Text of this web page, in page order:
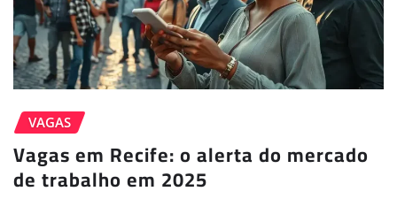
VAGAS
Vagas em Recife: o alerta do mercado
de trabalho em 2025